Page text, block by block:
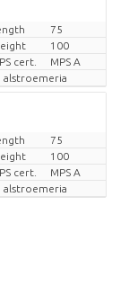
75
100
cert.
MPS A
75
100
cert.
MPS A